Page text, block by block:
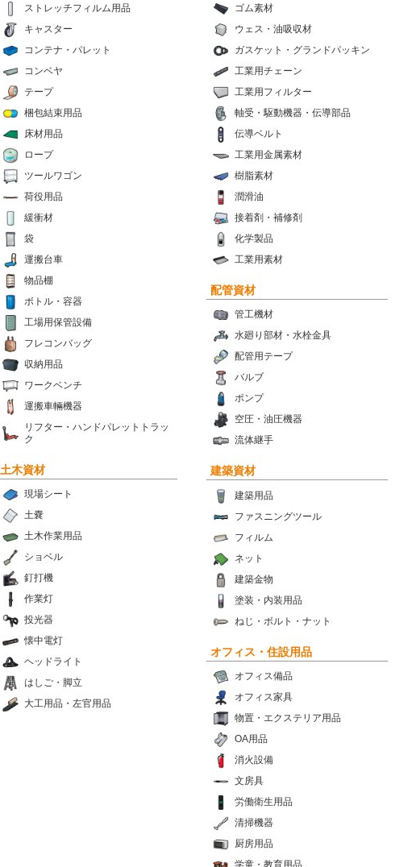
ストレッチフィルム用品
キャスター
コンテナ・パレット
コンベヤ
テープ
梱包結束用品
床材用品
ロープ
ツールワゴン
荷役用品
緩衝材
袋
運搬台車
物品棚
ボトル・容器
工場用保管設備
フレコンバッグ
収納用品
ワークベンチ
運搬車輛機器
リフター・ハンドパレットトラッ
ク
ゴム素材
ウェス・油吸収材
ガスケット・グランドパッキン
工業用チェーン
工業用フィルター
軸受・駆動機器・伝導部品
伝導ベルト
工業用金属素材
樹脂素材
潤滑油
接着剤・補修剤
化学製品
工業用素材
配管資材
管工機材
水廻り部材・水栓金具
配管用テープ
バルブ
ポンプ
空圧・油圧機器
流体継手
土木資材
現場シート
土嚢
土木作業用品
ショベル
釘打機
作業灯
投光器
懐中電灯
ヘッドライト
はしご・脚立
大工用品・左官用品
建築資材
建築用品
ファスニングツール
フィルム
ネット
建築金物
塗装・内装用品
ねじ・ボルト・ナット
オフィス・住設用品
オフィス備品
オフィス家具
物置・エクステリア用品
OA用品
消火設備
文房具
労働衛生用品
清掃機器
厨房用品
学童・教育用品